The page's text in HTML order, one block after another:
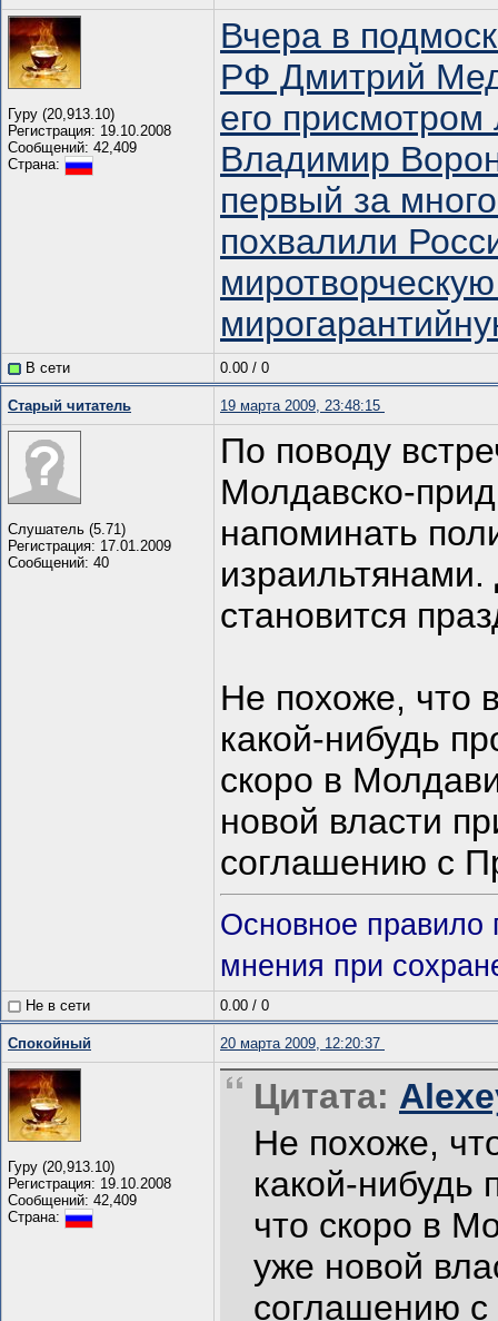
Гуру (20,913.10)
Регистрация: 19.10.2008
Сообщений: 42,409
Страна:
Вчера в
РФ Дмитрий
его
Владимир
первый за
похвалили
В сети 0.00 / 0
Старый читатель 19 марта 2009, 23:48:15
Слушатель (5.71)
Регистрация: 17.01.2009
Сообщений: 40
По поводу
Молдавско-
напоминать
становится
Не похоже, что
какой-нибудь
скоро в
новой власти
соглашению с
Основное правило
мнения при
Не в сети 0.00 / 0
Спокойный 20 марта 2009, 12:20:37
Гуру (20,913.10)
Регистрация: 19.10.2008
Сообщений: 42,409
Страна:
Цитата:
Не похоже,
какой-нибудь
что скоро в
уже новой
соглашению